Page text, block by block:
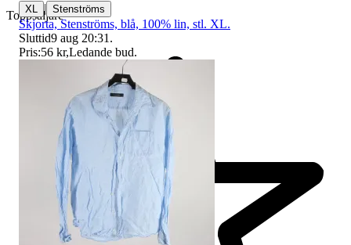
Toppsäljare
XL | Stenströms
Skjorta, Stenströms, blå, 100% lin, stl. XL.
Sluttid9 aug 20:31 .
Pris:56 kr,Ledande bud.